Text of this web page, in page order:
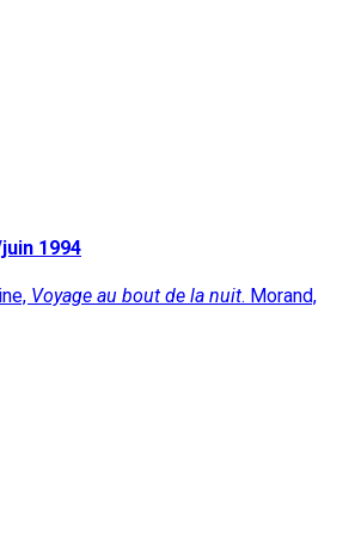
1994
Voyage au bout de la nuit. Morand,